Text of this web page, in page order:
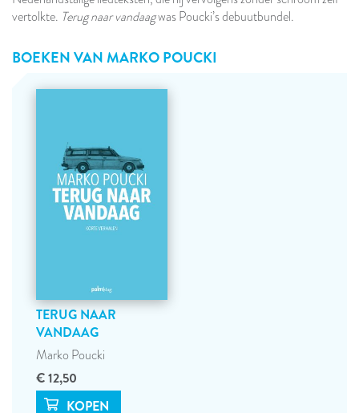
vertolkte. Terug naar vandaagwas Poucki’s debuutbundel.
BOEKEN VANMARKO POUCKI
TERUG NAAR
VANDAAG
Marko Poucki
€ 12,50